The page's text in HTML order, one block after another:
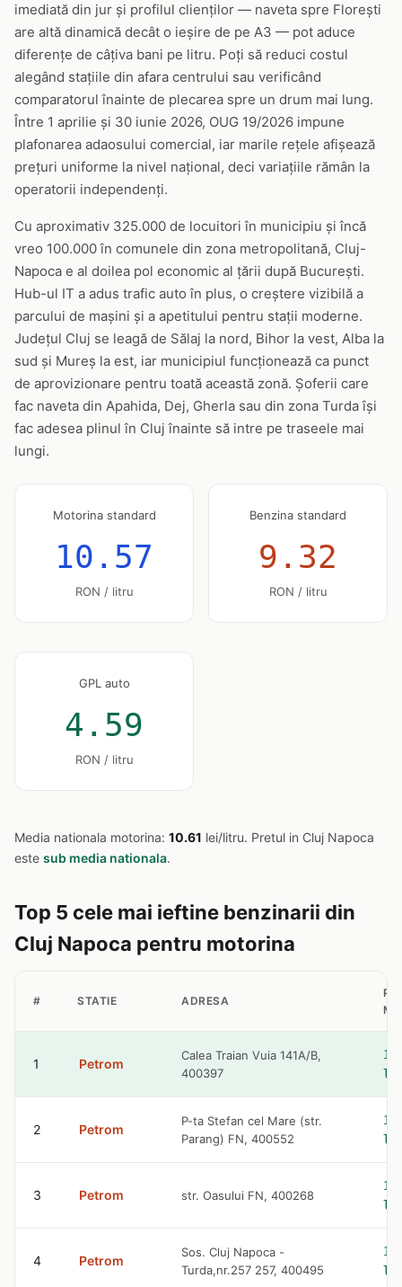
imediată din jur și profilul clienților — naveta spre Florești
are altă dinamică decât o ieșire de pe A3 — pot aduce
diferențe de câțiva bani pe litru. Poți să reduci costul
alegând stațiile din afara centrului sau verificând
comparatorul înainte de plecarea spre un drum mai lung.
Între 1 aprilie și 30 iunie 2026, OUG 19/2026 impune
plafonarea adaosului comercial, iar marile rețele afișează
prețuri uniforme la nivel național, deci variațiile rămân la
operatorii independenți.
Cu aproximativ 325.000 de locuitori în municipiu și încă
vreo 100.000 în comunele din zona metropolitană, Cluj-
Napoca e al doilea pol economic al țării după București.
Hub-ul IT a adus trafic auto în plus, o creștere vizibilă a
parcului de mașini și a apetitului pentru stații moderne.
Județul Cluj se leagă de Sălaj la nord, Bihor la vest, Alba la
sud și Mureș la est, iar municipiul funcționează ca punct
de aprovizionare pentru toată această zonă. Șoferii care
fac naveta din Apahida, Dej, Gherla sau din zona Turda își
fac adesea plinul în Cluj înainte să intre pe traseele mai
lungi.
Motorina standard
10.57
RON / litru
Benzina standard
9.32
RON / litru
GPL auto
4.59
RON / litru
Media nationala motorina: 10.61 lei/litru. Pretul in Cluj Napoca
este sub media nationala.
Top 5 cele mai ieftine benzinarii din
Cluj Napoca pentru motorina
# STATIE ADRESA
1 Petrom
Calea Traian Vuia 141A/B,
400397
2 Petrom
P-ta Stefan cel Mare (str.
Parang) FN, 400552
3 Petrom str. Oasului FN, 400268
4 Petrom
Sos. Cluj Napoca -
Turda,nr.257 257, 400495